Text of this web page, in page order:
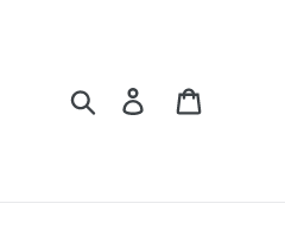
Buscar Ingresar